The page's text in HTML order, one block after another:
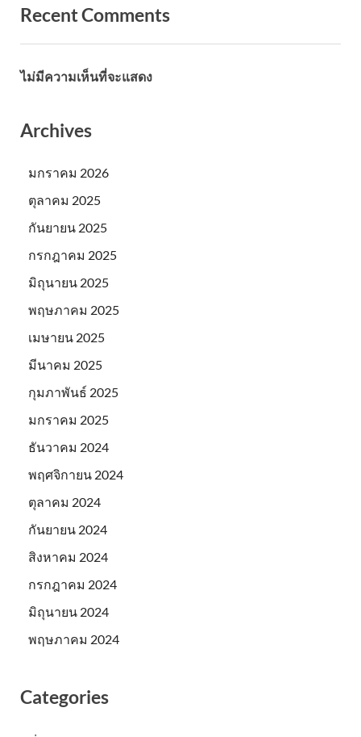
Recent Comments
ไม่มีความเห็นที่จะแสดง
Archives
มกราคม 2026
ตุลาคม 2025
กันยายน 2025
กรกฎาคม 2025
มิถุนายน 2025
พฤษภาคม 2025
เมษายน 2025
มีนาคม 2025
กุมภาพันธ์ 2025
มกราคม 2025
ธันวาคม 2024
พฤศจิกายน 2024
ตุลาคม 2024
กันยายน 2024
สิงหาคม 2024
กรกฎาคม 2024
มิถุนายน 2024
พฤษภาคม 2024
Categories